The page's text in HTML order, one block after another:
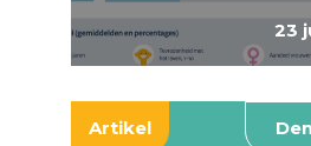
23
Artikel